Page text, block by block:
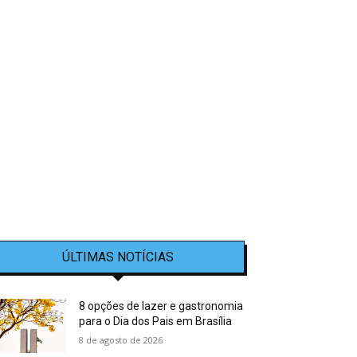
ÚLTIMAS NOTÍCIAS
8 opções de lazer e gastronomia
para o Dia dos Pais em Brasília
8 de agosto de 2026